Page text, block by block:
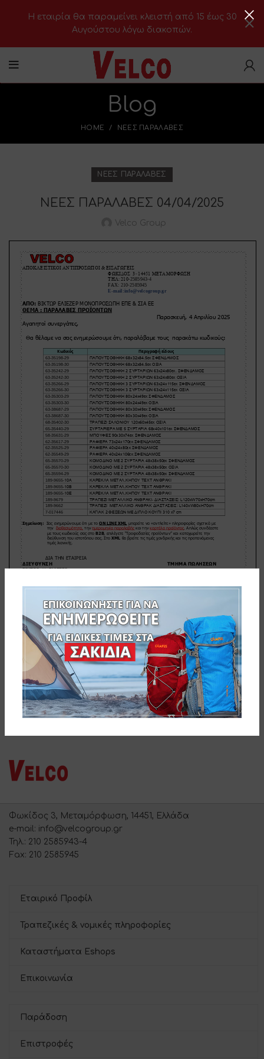
Blog
HOME ΝΈΕΣ ΠΑΡΑΛΑΒΈΣ
ΝΈΕΣ ΠΑΡΑΛΑΒΈΣ
ΝΕΕΣ ΠΑΡΑΛΑΒΕΣ 04/04/2025
Velco Group
NEWER OLDER
Φωκίδος 3, Μεταμόρφωση, 14451, Ελλάδα
e-mail: info@velcogroup.gr
Τηλ.: 210 2585943-4
Fax: 210 2585945
Εταιρικό Προφίλ
Τραπεζικές & νομικές πληροφορίες
Καταστήματα Eshops
Επικοινωνία
Παράδοση
Επιστροφές
H εταιρία θα παραμείνει κλειστή από 15 έως 30
Αυγούστου λόγω διακοπών.